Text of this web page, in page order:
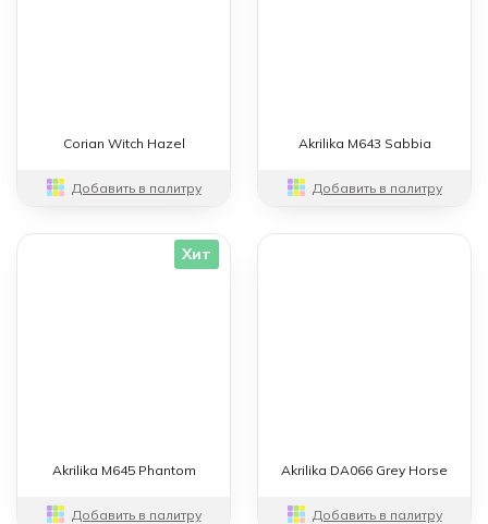
Corian Witch Hazel
Добавить в палитру
Akrilika M643 Sabbia
Добавить в палитру
Хит
Akrilika M645 Phantom
Добавить в палитру
Akrilika DA066 Grey Horse
Добавить в палитру